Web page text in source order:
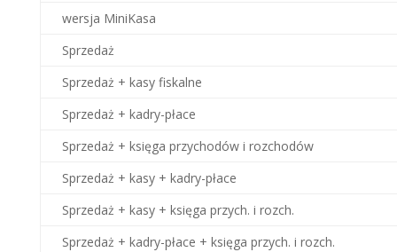
wersja MiniKasa
Sprzedaż
Sprzedaż + kasy fiskalne
Sprzedaż + kadry-płace
Sprzedaż + księga przychodów i rozchodów
Sprzedaż + kasy + kadry-płace
Sprzedaż + kasy + księga przych. i rozch.
Sprzedaż + kadry-płace + księga przych. i rozch.